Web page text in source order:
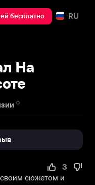
бесплатно RU
На
0
3
сюжетом и